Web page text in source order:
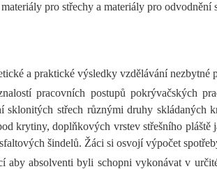
pro střechy a materiály pro odvodnění
a praktické výsledky vzdělávání
pracovních postupů pokrývačských
sklonitých střech různými druhy skládaných
krytiny, doplňkových vrstev střešního
šindelů. Žáci si osvojí výpočet
aby absolventi byli schopni vykonávat v